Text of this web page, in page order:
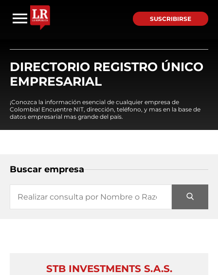
SUSCRIBIRSE
DIRECTORIO REGISTRO ÚNICO
EMPRESARIAL
¡Conozca la información esencial de cualquier empresa de
Colombia! Encuentre NIT, dirección, teléfono, y mas en la base de
datos empresarial mas grande del país.
Buscar empresa
STB INVESTMENTS S.A.S.